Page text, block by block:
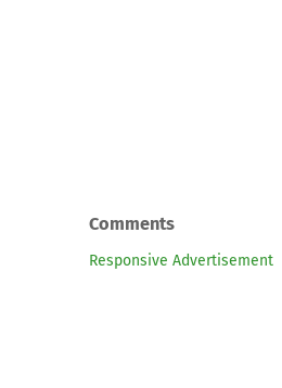
Comments
Responsive Advertisement